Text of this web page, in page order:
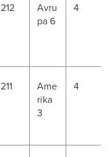
212
Avru
pa 6
4
211
Ame
rika
3
4